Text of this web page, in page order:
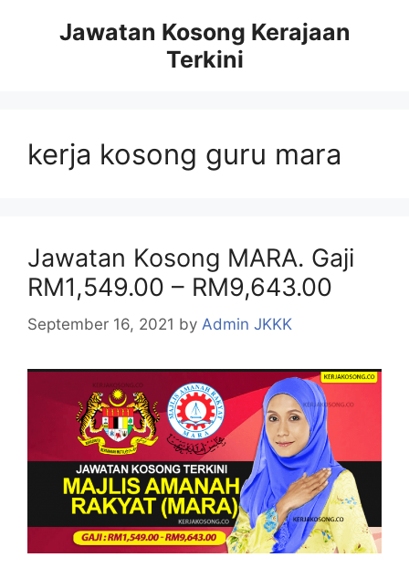
Jawatan Kosong Kerajaan
Terkini
kerja kosong guru mara
Jawatan Kosong MARA. Gaji
RM1,549.00 – RM9,643.00
September 16, 2021 by Admin JKKK